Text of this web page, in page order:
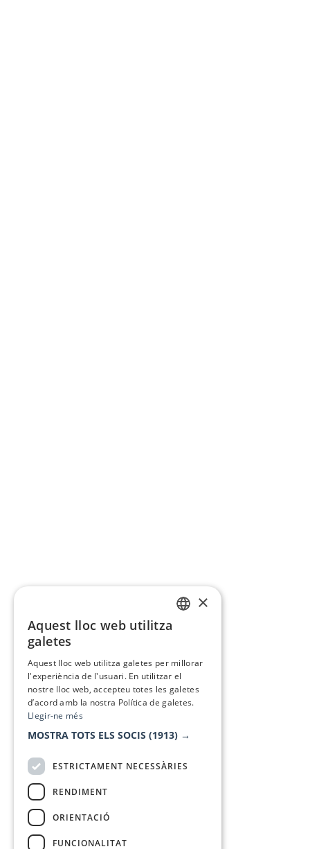
×
Aquest lloc web utilitza
galetes
Aquest lloc web utilitza galetes per millorar
l'experiència de l'usuari. En utilitzar el
nostre lloc web, accepteu totes les galetes
d’acord amb la nostra Política de galetes.
Llegir-ne més
MOSTRA TOTS ELS SOCIS (1913) →
ESTRICTAMENT NECESSÀRIES
RENDIMENT
ORIENTACIÓ
FUNCIONALITAT